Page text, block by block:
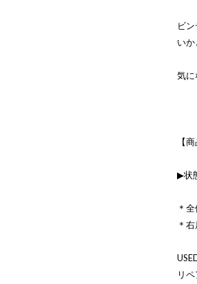
ビ
いか
気に
【
▶状
＊
＊
リ